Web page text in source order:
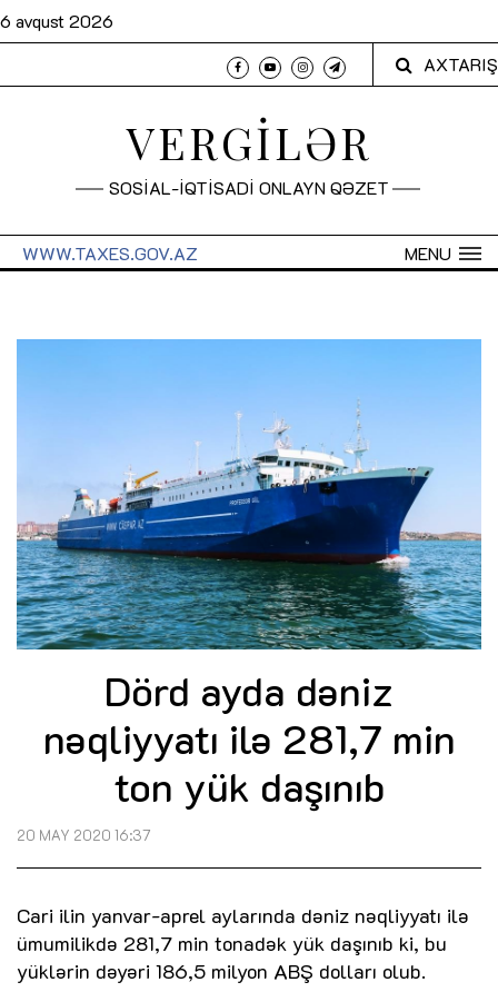
6 avqust 2026
AXTARIŞ
VERGİLƏR
SOSİAL-İQTİSADİ ONLAYN QƏZET
MENU
WWW.TAXES.GOV.AZ
Dörd ayda dəniz
nəqliyyatı ilə 281,7 min
ton yük daşınıb
20 MAY 2020 16:37
Cari ilin yanvar-aprel aylarında dəniz nəqliyyatı ilə
ümumilikdə 281,7 min tonadək yük daşınıb ki, bu
yüklərin dəyəri 186,5 milyon ABŞ dolları olub.